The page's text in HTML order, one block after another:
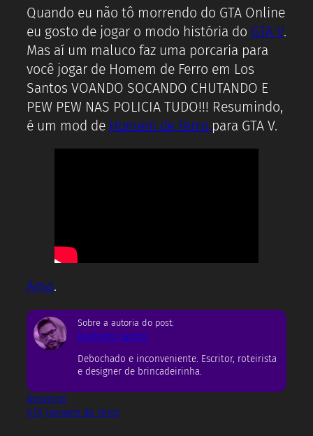
Quando eu não tô morrendo do GTA Online
eu gosto de jogar o modo história do GTA V.
Mas aí um maluco faz uma porcaria para
você jogar de Homem de Ferro em Los
Santos VOANDO SOCANDO CHUTANDO E
PEW PEW NAS POLICIA TUDO!!! Resumindo,
é um mod de Homem de Ferro para GTA V.
Amo.
Sobre a autoria do post:
Rodrigo Castro
Debochado e inconveniente. Escritor, roteirista
e designer de brincadeirinha.
Besteirol
GTA Homem de Ferro